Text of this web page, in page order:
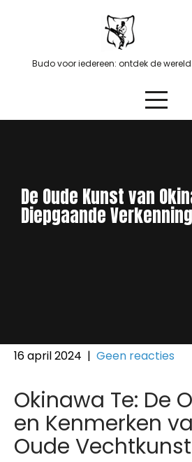
Budo voor iedereen: ontdek de
De Oude Kunst van
Diepgaande Verkenning
16 april 2024 | Geen reacties
Okinawa Te: De
en Kenmerken
Oude Vechtkunst